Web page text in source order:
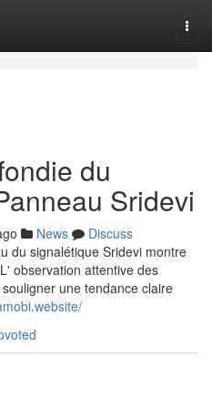
du
Sridevi
News
Discuss
du signalétique Sridevi montre
observation attentive des
une tendance claire